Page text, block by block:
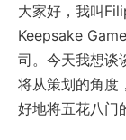
大家好，我叫
Keepsake
司。今天我想谈
将从策划的角度
好地将五花八门